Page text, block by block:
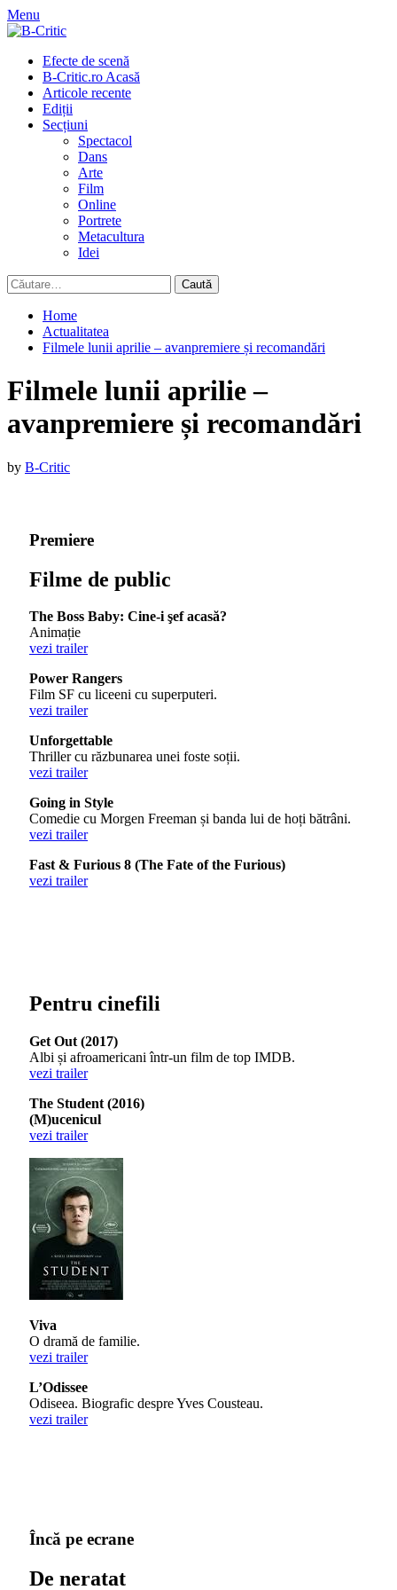
Skip
to
Menu
Primary
Menu
Efecte de scenă
B-Critic.ro Acasă
Articole recente
Ediții
Secțiuni
Spectacol
Dans
Arte
Film
Online
Portrete
Metacultura
Idei
Caută
după:
Home
Actualitatea
Filmele lunii aprilie – avanpremiere și recomandări
Filmele lunii aprilie –
avanpremiere și recomandări
Published
aprilie
2017
by B-Critic
Premiere
Filme de public
The Boss Baby: Cine-i şef acasă?
Animație
vezi trailer
Power Rangers
Film SF cu liceeni cu superputeri.
vezi trailer
Unforgettable
Thriller cu răzbunarea unei foste soții.
vezi trailer
Going in Style
Comedie cu Morgen Freeman și banda lui de hoți bătrâni.
vezi trailer
Fast & Furious 8 (The Fate of the Furious)
vezi trailer
Pentru cinefili
Get Out (2017)
Albi și afroamericani într-un film de top IMDB.
vezi trailer
The Student (2016)
(M)ucenicul
vezi trailer
Viva
O dramă de familie.
vezi trailer
L’Odissee
Odiseea. Biografic despre Yves Cousteau.
vezi trailer
Încă pe ecrane
De neratat